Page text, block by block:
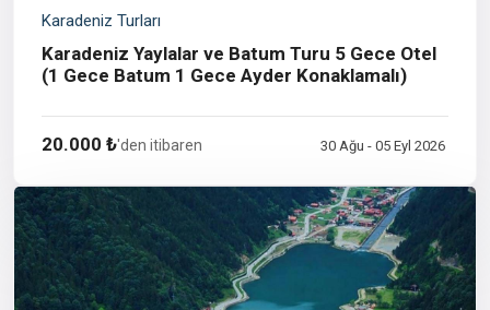
Karadeniz Turları
Karadeniz Yaylalar ve Batum Turu 5 Gece Otel
(1 Gece Batum 1 Gece Ayder Konaklamalı)
20.000 ₺'den itibaren 30 Ağu - 05 Eyl 2026